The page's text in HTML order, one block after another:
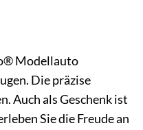
Modellauto
Die präzise
Auch als Geschenk ist
Sie die Freude an